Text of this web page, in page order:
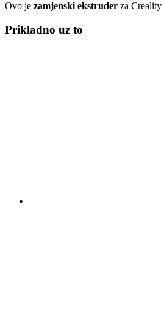
Ovo je zamjenski ekstruder za Creality
Prikladno uz to